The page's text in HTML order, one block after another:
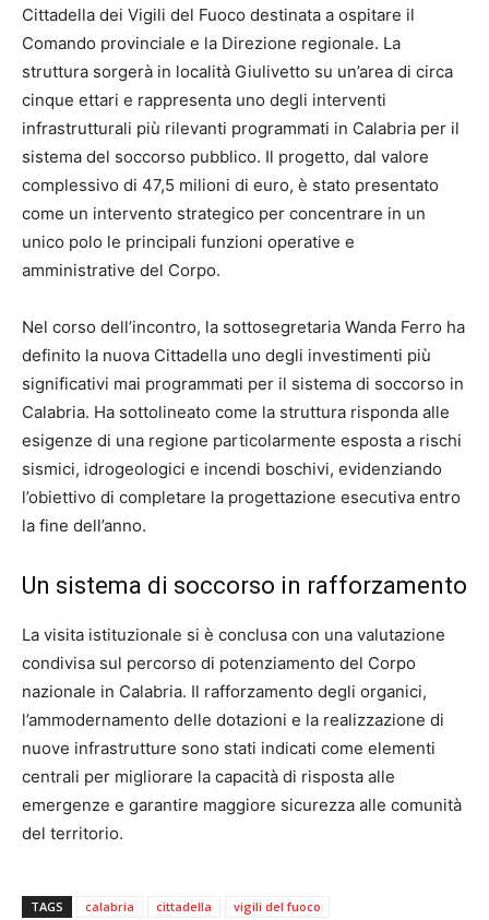
Cittadella dei Vigili del Fuoco destinata a ospitare il
Comando provinciale e la Direzione regionale. La
struttura sorgerà in località Giulivetto su un’area di circa
cinque ettari e rappresenta uno degli interventi
infrastrutturali più rilevanti programmati in Calabria per il
sistema del soccorso pubblico. Il progetto, dal valore
complessivo di 47,5 milioni di euro, è stato presentato
come un intervento strategico per concentrare in un
unico polo le principali funzioni operative e
amministrative del Corpo.
Nel corso dell’incontro, la sottosegretaria Wanda Ferro ha
definito la nuova Cittadella uno degli investimenti più
significativi mai programmati per il sistema di soccorso in
Calabria. Ha sottolineato come la struttura risponda alle
esigenze di una regione particolarmente esposta a rischi
sismici, idrogeologici e incendi boschivi, evidenziando
l’obiettivo di completare la progettazione esecutiva entro
la fine dell’anno.
Un sistema di soccorso in rafforzamento
La visita istituzionale si è conclusa con una valutazione
condivisa sul percorso di potenziamento del Corpo
nazionale in Calabria. Il rafforzamento degli organici,
l’ammodernamento delle dotazioni e la realizzazione di
nuove infrastrutture sono stati indicati come elementi
centrali per migliorare la capacità di risposta alle
emergenze e garantire maggiore sicurezza alle comunità
del territorio.
TAGS calabria cittadella vigili del fuoco